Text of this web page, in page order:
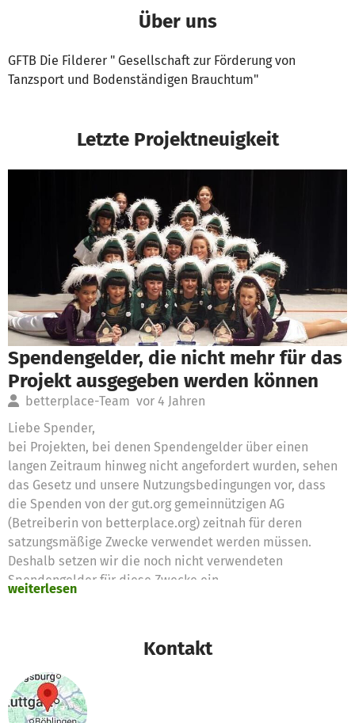
Über uns
GFTB Die Filderer " Gesellschaft zur Förderung von
Tanzsport und Bodenständigen Brauchtum"
Letzte Projektneuigkeit
Spendengelder, die nicht mehr für das
Projekt ausgegeben werden können
betterplace-Team vor 4 Jahren
Liebe Spender,
bei Projekten, bei denen Spendengelder über einen
langen Zeitraum hinweg nicht angefordert wurden, sehen
das Gesetz und unsere Nutzungsbedingungen vor, dass
die Spenden von der gut.org gemeinnützigen AG
(Betreiberin von betterplace.org) zeitnah für deren
satzungsmäßige Zwecke verwendet werden müssen.
Deshalb setzen wir die noch nicht verwendeten
Spendengelder für diese Zwecke ein
weiterlesen
Kontakt